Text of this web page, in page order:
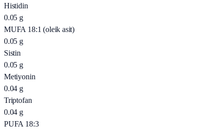
Histidin
0.05 g
MUFA 18:1 (oleik asit)
0.05 g
Sistin
0.05 g
Metiyonin
0.04 g
Triptofan
0.04 g
PUFA 18:3